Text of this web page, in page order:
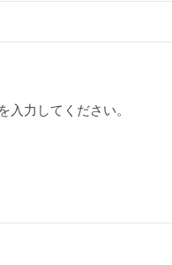
入力してください。